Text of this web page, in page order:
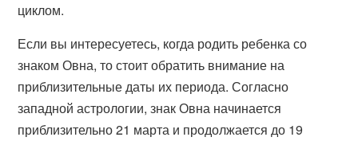
циклом.
Если вы интересуетесь, когда родить ребенка со
знаком Овна, то стоит обратить внимание на
приблизительные даты их периода. Согласно
западной астрологии, знак Овна начинается
приблизительно 21 марта и продолжается до 19